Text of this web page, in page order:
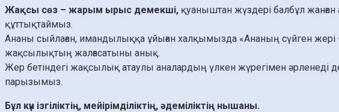
Жақсы сөз – жарым ырыс демекші, қуаныштан жүздері балбұл
құттықтаймыз.
Ананы сыйлаған, имандылыққа ұйыған халқымызда «Ананың сүйген
жақсылықтың жалғасатыны анық.
Жер бетіндегі жақсылық атаулы аналардың үлкен жүрегімен әрленеді
парызымыз.
Бұл күн ізгіліктің, мейірімділіктің, әдеміліктің нышаны.